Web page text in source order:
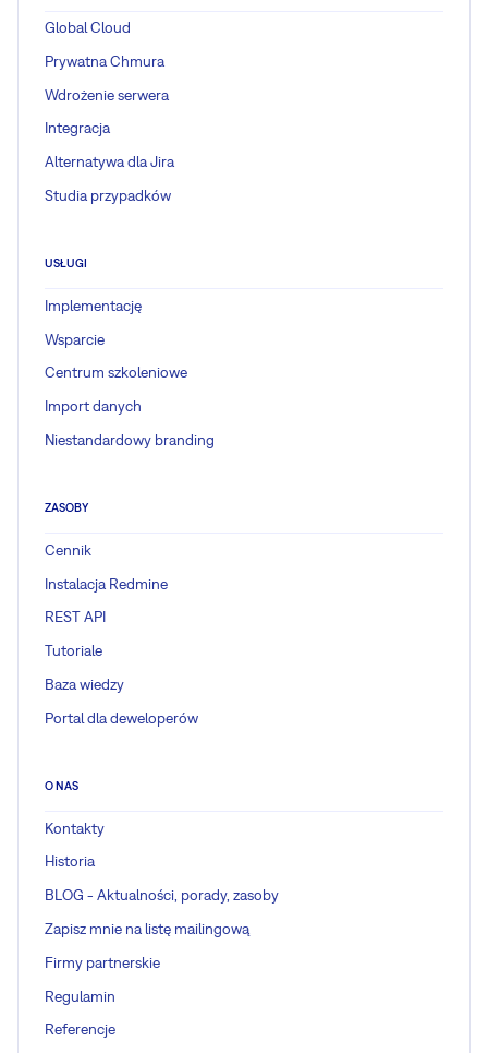
Global Cloud
Prywatna Chmura
Wdrożenie serwera
Integracja
Alternatywa dla Jira
Studia przypadków
USŁUGI
Implementację
Wsparcie
Centrum szkoleniowe
Import danych
Niestandardowy branding
ZASOBY
Cennik
Instalacja Redmine
REST API
Tutoriale
Baza wiedzy
Portal dla deweloperów
O NAS
Kontakty
Historia
BLOG - Aktualności, porady, zasoby
Zapisz mnie na listę mailingową
Firmy partnerskie
Regulamin
Referencje